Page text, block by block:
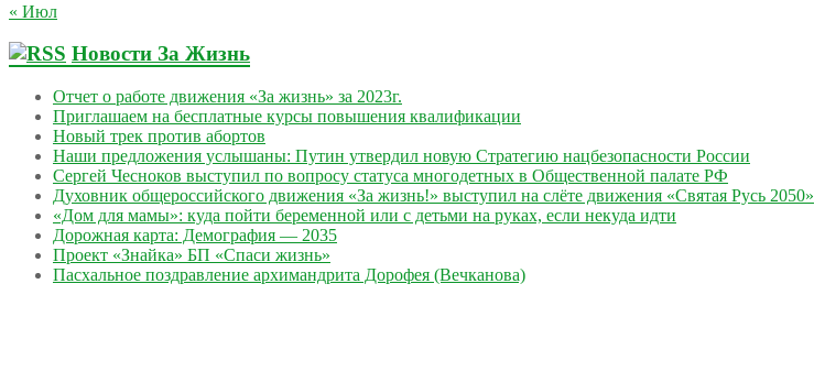
« Июл
Новости За Жизнь
Отчет о работе движения «За жизнь» за 2023г.
Приглашаем на бесплатные курсы повышения квалификации
Новый трек против абортов
Наши предложения услышаны: Путин утвердил новую Стратегию нацбезопасности России
Сергей Чесноков выступил по вопросу статуса многодетных в Общественной палате РФ
Духовник общероссийского движения «За жизнь!» выступил на слёте движения «Святая Русь 2050»
«Дом для мамы»: куда пойти беременной или с детьми на руках, если некуда идти
Дорожная карта: Демография — 2035
Проект «Знайка» БП «Спаси жизнь»
Пасхальное поздравление архимандрита Дорофея (Вечканова)